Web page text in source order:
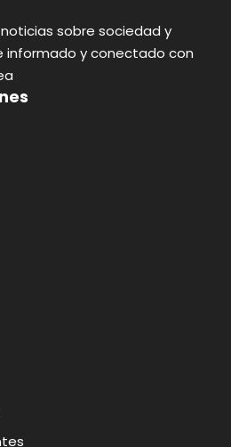
sobre sociedad y
informado y conectado con